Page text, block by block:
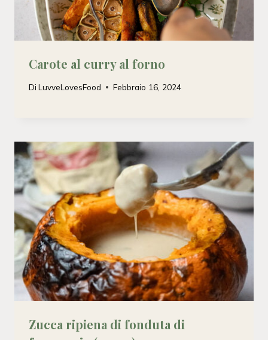
Carote al curry al forno
Di LuvveLovesFood Febbraio 16, 2024
Zucca ripiena di fonduta di